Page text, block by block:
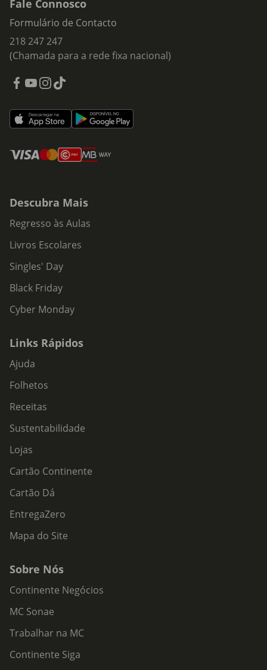
Fale Connosco
Formulário de Contacto
218 247 247
(Chamada para a rede fixa nacional)
Descubra Mais
Regresso às Aulas
Livros Escolares
Singles' Day
Black Friday
Cyber Monday
Links Rápidos
Ajuda
Folhetos
Receitas
Sustentabilidade
Lojas
Cartão Continente
Cartão Dá
EntregaZero
Mapa do Site
Sobre Nós
Continente Negócios
MC Sonae
Trabalhar na MC
Continente Siga